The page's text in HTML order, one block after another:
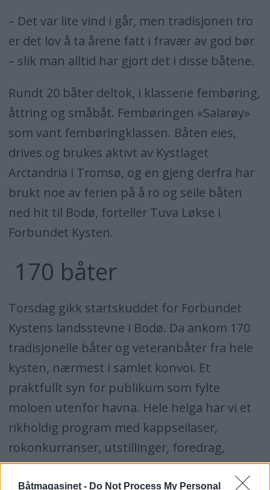
Båtmagasinet - Do Not Process My Personal
– Det var lite vind i går, men tradisjonen tro
er det lov å ta årene fatt i fravær av god bør
– slik man alltid har gjort det i disse båtene.
Rundt 20 båter deltok, i klassene fembøring,
åttring og småbåt. Fembøringen «Salarøy»
som vant fembøringklassen. Båten eies,
drives og brukes aktivt av Kystlaget
Arctandria i Tromsø, og en gjeng derfra har
brukt noe av ferien på å ro og seile båten
ned hit til Bodø, forteller Tuva Løkse i
Forbundet Kysten.
170 båter
Torsdag gikk startskuddet for Forbundet
Kystens landsstevne i Bodø. Da ankom 170
tradisjonelle båter og veteranbåter fra hele
kysten, nærmest i samlet konvoi. Et
praktfullt syn for publikum som fylte
moloen utenfor havna. Hele helga har vi et
rikholdig program med kappseilaser,
rokonkurranser, utstillinger, foredrag,
konserter, salgsboder og mye mer.